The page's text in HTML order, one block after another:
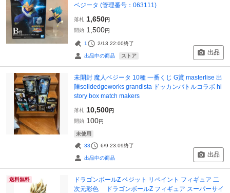
ベジータ (管理番号：063111)
落札 1,650円
開始 1,500円
1 2/13 22:00終了
出品中の商品 ストア 出品
未開封 魔人ベジータ 10種 一番くじ G賞 masterlise 出
陣solidedgeworks grandista ドッカンバトルコラボ hi
story box match makers
落札 10,500円
開始 100円
未使用
33 6/9 23:09終了
出品中の商品 出品
送料無料
ドラゴンボールZ ベジット リペイント フィギュア 二
次元彩色 ドラゴンボールZ フィギュア スーパーサイ